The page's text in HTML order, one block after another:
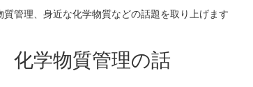
質管理、身近な化学物質などの話題を取り上げます
化学物質管理の話